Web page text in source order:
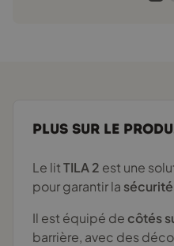
PLUS SUR LE
Le litTILA 2 est une
pour garantir la sécurité
Il est équipé decôtés
barrière, avec des